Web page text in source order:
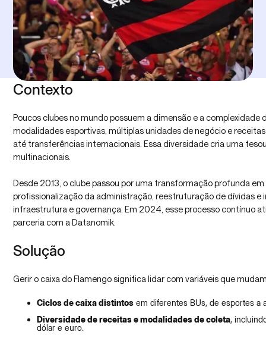
Contexto
Poucos clubes no mundo possuem a dimensão e a complexidade
modalidades esportivas, múltiplas unidades de negócio e
até transferências internacionais. Essa diversidade cria uma
multinacionais.
Desde 2013, o clube passou por uma transformação profunda
profissionalização da administração, reestruturação de dívidas
infraestrutura e governança. Em 2024, esse processo contínuo
parceria com a Datanomik.
Solução
Gerir o caixa do Flamengo significa lidar com variáveis que
Ciclos de caixa distintos em diferentes BUs, de esportes a
Diversidade de receitas e modalidades de coleta,
dólar e euro.